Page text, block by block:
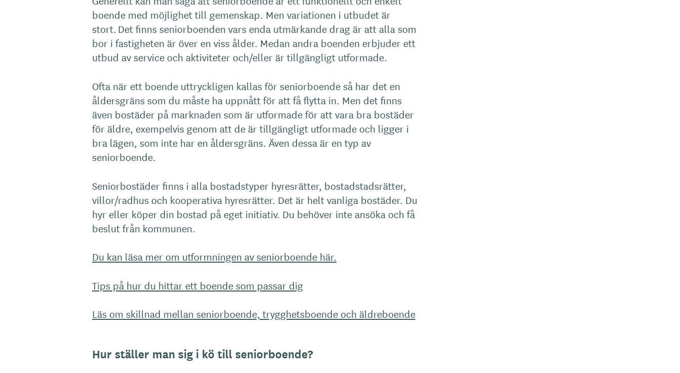
boende med möjlighet till gemenskap. Men variationen i utbudet är
stort. Det finns seniorboenden vars enda utmärkande drag är att alla som
bor i fastigheten är över en viss ålder. Medan andra boenden erbjuder ett
utbud av service och aktiviteter och/eller är tillgängligt utformade.
Ofta när ett boende uttryckligen kallas för seniorboende så har det en
åldersgräns som du måste ha uppnått för att få flytta in. Men det finns
även bostäder på marknaden som är utformade för att vara bra bostäder
för äldre, exempelvis genom att de är tillgängligt utformade och ligger i
bra lägen, som inte har en åldersgräns. Även dessa är en typ av
seniorboende.
Seniorbostäder finns i alla bostadstyper hyresrätter, bostadstadsrätter,
villor/radhus och kooperativa hyresrätter. Det är helt vanliga bostäder. Du
hyr eller köper din bostad på eget initiativ. Du behöver inte ansöka och få
beslut från kommunen.
Du kan läsa mer om utformningen av seniorboende här.
Tips på hur du hittar ett boende som passar dig
Läs om skillnad mellan seniorboende, trygghetsboende och äldreboende
Hur ställer man sig i kö till seniorboende?